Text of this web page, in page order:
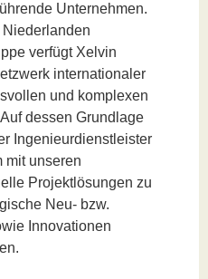
Unternehmen.
verfügt Xelvin
internationaler
und komplexen
dessen Grundlage
Ingenieurdienstleister
mit unseren
Projektlösungen zu
Neu- bzw.
Innovationen